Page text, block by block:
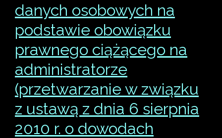
danych osobowych na
podstawie obowiązku
prawnego ciążącego na
administratorze
(przetwarzanie w związku
z ustawą z dnia 6 sierpnia
2010 r. o dowodach